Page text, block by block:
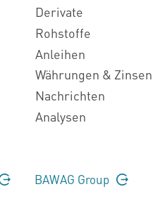
Derivate
Rohstoffe
Anleihen
Währungen & Zinsen
Nachrichten
Analysen
BAWAG Group